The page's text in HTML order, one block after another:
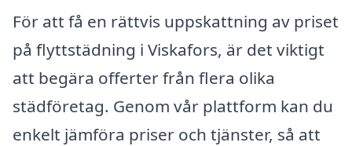
För att få en rättvis uppskattning av priset
på flyttstädning i Viskafors, är det viktigt
att begära offerter från flera olika
städföretag. Genom vår plattform kan du
enkelt jämföra priser och tjänster, så att